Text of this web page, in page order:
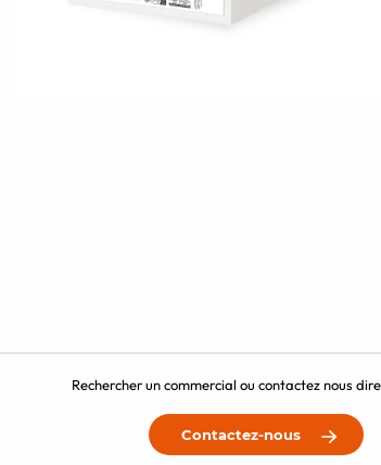
Rechercher un commercial ou contactez nous
Contactez-nous